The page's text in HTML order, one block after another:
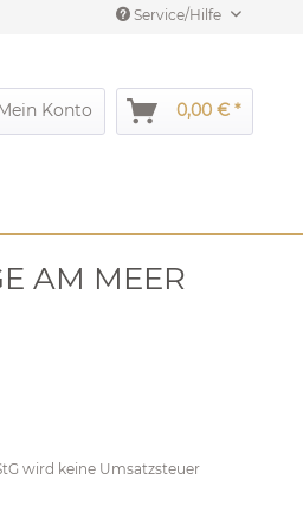
Service/Hilfe
Konto 0,00 € *
AM MEER
wird keine Umsatzsteuer